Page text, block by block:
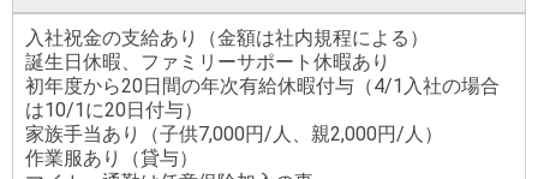
入社祝金の支給あり（金額は社内規程による）
誕生日休暇、ファミリーサポート休暇あり
初年度から20日間の年次有給休暇付与（4/1入社の場合
は10/1に20日付与）
家族手当あり（子供7,000円/人、親2,000円/人）
作業服あり（貸与）